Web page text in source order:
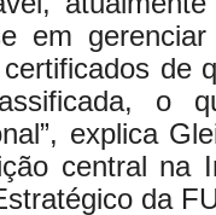
em
de
o
explica
central na
da